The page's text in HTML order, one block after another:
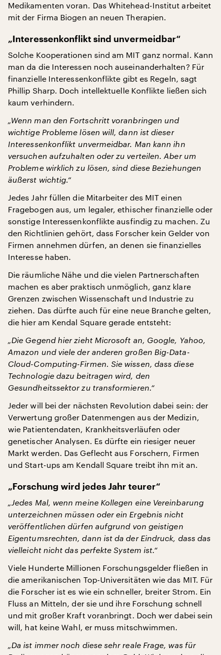
Medikamenten voran. Das Whitehead-Institut arbeitet
mit der Firma Biogen an neuen Therapien.
„Interessenkonflikt sind unvermeidbar“
Solche Kooperationen sind am MIT ganz normal. Kann
man da die Interessen noch auseinanderhalten? Für
finanzielle Interessenkonflikte gibt es Regeln, sagt
Phillip Sharp. Doch intellektuelle Konflikte ließen sich
kaum verhindern.
„Wenn man den Fortschritt voranbringen und
wichtige Probleme lösen will, dann ist dieser
Interessenkonflikt unvermeidbar. Man kann ihn
versuchen aufzuhalten oder zu verteilen. Aber um
Probleme wirklich zu lösen, sind diese Beziehungen
äußerst wichtig.“
Jedes Jahr füllen die Mitarbeiter des MIT einen
Fragebogen aus, um legaler, ethischer finanzielle oder
sonstige Interessenkonflikte ausfindig zu machen. Zu
den Richtlinien gehört, dass Forscher kein Gelder von
Firmen annehmen dürfen, an denen sie finanzielles
Interesse haben.
Die räumliche Nähe und die vielen Partnerschaften
machen es aber praktisch unmöglich, ganz klare
Grenzen zwischen Wissenschaft und Industrie zu
ziehen. Das dürfte auch für eine neue Branche gelten,
die hier am Kendal Square gerade entsteht:
„Die Gegend hier zieht Microsoft an, Google, Yahoo,
Amazon und viele der anderen großen Big-Data-
Cloud-Computing-Firmen. Sie wissen, dass diese
Technologie dazu beitragen wird, den
Gesundheitssektor zu transformieren.“
Jeder will bei der nächsten Revolution dabei sein: der
Verwertung großer Datenmengen aus der Medizin,
wie Patientendaten, Krankheitsverläufen oder
genetischer Analysen. Es dürfte ein riesiger neuer
Markt werden. Das Geflecht aus Forschern, Firmen
und Start-ups am Kendall Square treibt ihn mit an.
„Forschung wird jedes Jahr teurer“
„Jedes Mal, wenn meine Kollegen eine Vereinbarung
unterzeichnen müssen oder ein Ergebnis nicht
veröffentlichen dürfen aufgrund von geistigen
Eigentumsrechten, dann ist da der Eindruck, dass das
vielleicht nicht das perfekte System ist.“
Viele Hunderte Millionen Forschungsgelder fließen in
die amerikanischen Top-Universitäten wie das MIT. Für
die Forscher ist es wie ein schneller, breiter Strom. Ein
Fluss an Mitteln, der sie und ihre Forschung schnell
und mit großer Kraft voranbringt. Doch wer dabei sein
will, hat keine Wahl, er muss mitschwimmen.
„Da ist immer noch diese sehr reale Frage, was für